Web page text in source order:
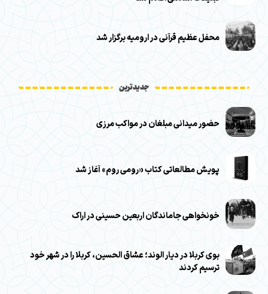
محفل عظیم قرآنی در ارومیه برگزار شد
جدیدترین
حضور میدانی مبلغان در مواکب مرزی
پویش مطالعاتی کتاب «رومی روم» آغاز شد
خونخواهی جاماندگان اربعین حسینی در اراک
بوی کربلا در دیار الوند؛ عشاق الحسین، کربلا را در شهر خود
ترسیم کردند